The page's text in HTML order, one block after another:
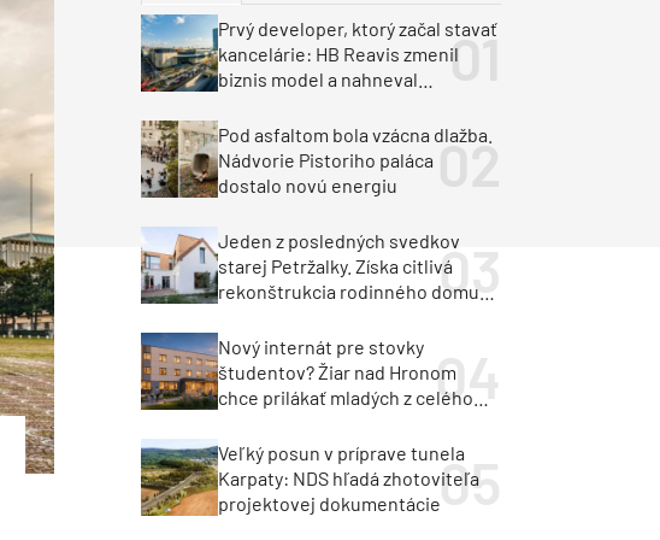
Solárne kolektory
Klimatizácia a vetranie
Manažérsky kurz Milan Murcka
Prvý developer, ktorý začal stavať
kancelárie: HB Reavis zmenil
biznis model a nahneval
Pod asfaltom bola vzácna dlažba.
Nádvorie Pistoriho paláca
dostalo novú energiu
Jeden z posledných svedkov
starej Petržalky. Získa citlivá
rekonštrukcia rodinného domu
Nový internát pre stovky
študentov? Žiar nad Hronom
chce prilákať mladých z celého
Veľký posun v príprave tunela
Karpaty: NDS hľadá zhotoviteľa
projektovej dokumentácie